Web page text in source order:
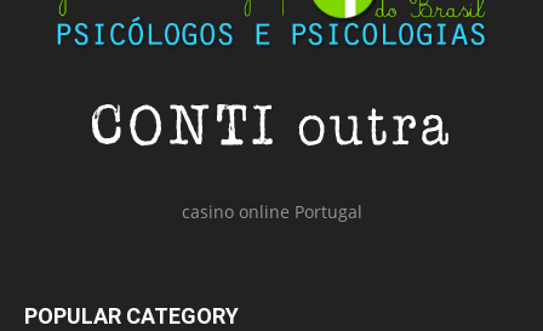
casino online Portugal
POPULAR CATEGORY